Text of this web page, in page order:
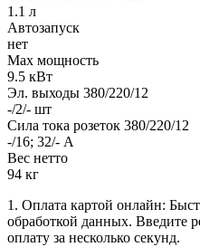
1.1 л
Автозапуск
нет
Max мощность
9.5 кВт
Эл. выходы 380/220/12
-/2/- шт
Сила тока розеток 380/220/12
-/16; 32/- А
Вес нетто
94 кг
1. Оплата картой онлайн:
обработкой данных. Введите
оплату за несколько секунд.